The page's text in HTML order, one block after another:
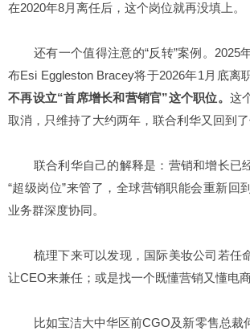
在2020年8月离任后，这个岗位就再没填上。
还有一个值得注意的“反转”案例。2025
布Esi Eggleston Bracey将于2026年1月底离
不再设立“首席增长和营销官”这个职位。 这
取消，只维持了大约两年，联合利华又回到了
联合利华自己的解释是：营销和增长已
“超级岗位”来管了，全球营销职能会重新回
业务群深度协同。
梳理下来可以发现，国际美妆公司若任
让CEO来兼任；或是找一个既懂营销又懂电商
比如宝洁大中华区前CGO及新零售总裁